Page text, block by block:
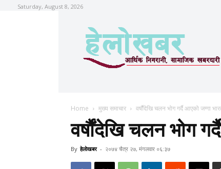
Saturday, August 8, 2026
Home मुख्य समाचार वर्षौंदेखि चलन भोग गर्दै आएको जग्गा
वर्षौंदेखि चलन भोग
By हेलाेखबर - २०७४ चैत्र २७, मंगलवार ०६:३७